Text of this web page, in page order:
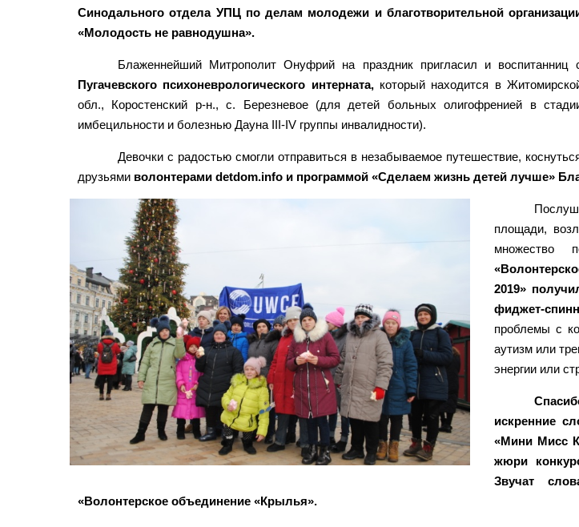
Синодального отдела УПЦ по делам молодежи и благотворительной
«Молодость не равнодушна».
Блаженнейший Митрополит Онуфрий на праздник пригласил и воспитанниц
Пугачевского психоневрологического интерната,который находится в
обл., Коростенский р-н., с. Березневое (для детей больных олигофренией в
имбецильности и болезнью Дауна III-IV группы инвалидности).
Девочки с радостью смогли отправиться в незабываемое путешествие,
друзьями волонтерами detdom.info и программой «Сделаем жизнь детей лучше»
площади,
множество
2019»
фиджет-
проблемы с
аутизм или
энергии или
искренние
«Мини Мисс
жюри
Звучат
«Волонтерское объединение «Крылья».